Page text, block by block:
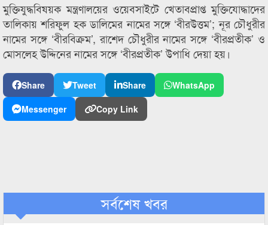
মুক্তিযুদ্ধবিষয়ক মন্ত্রণালয়ের ওয়েবসাইটে খেতাবপ্রাপ্ত মুক্তিযোদ্ধাদের
তালিকায় শরিফুল হক ডালিমের নামের সঙ্গে ‘বীরউত্তম’; নূর চৌধুরীর
নামের সঙ্গে ‘বীরবিক্রম’, রাশেদ চৌধুরীর নামের সঙ্গে ‘বীরপ্রতীক’ ও
মোসলেহ উদ্দিনের নামের সঙ্গে ‘বীরপ্রতীক’ উপাধি দেয়া হয়।
Share Tweet Share
WhatsApp
Messenger
Copy Link
সর্বশেষ খবর